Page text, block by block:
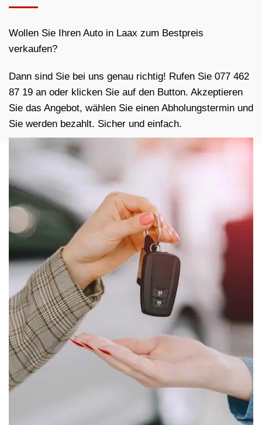
Wollen Sie Ihren Auto in Laax zum Bestpreis
verkaufen?
Dann sind Sie bei uns genau richtig! Rufen Sie 077 462
87 19 an oder klicken Sie auf den Button. Akzeptieren
Sie das Angebot, wählen Sie einen Abholungstermin und
Sie werden bezahlt. Sicher und einfach.